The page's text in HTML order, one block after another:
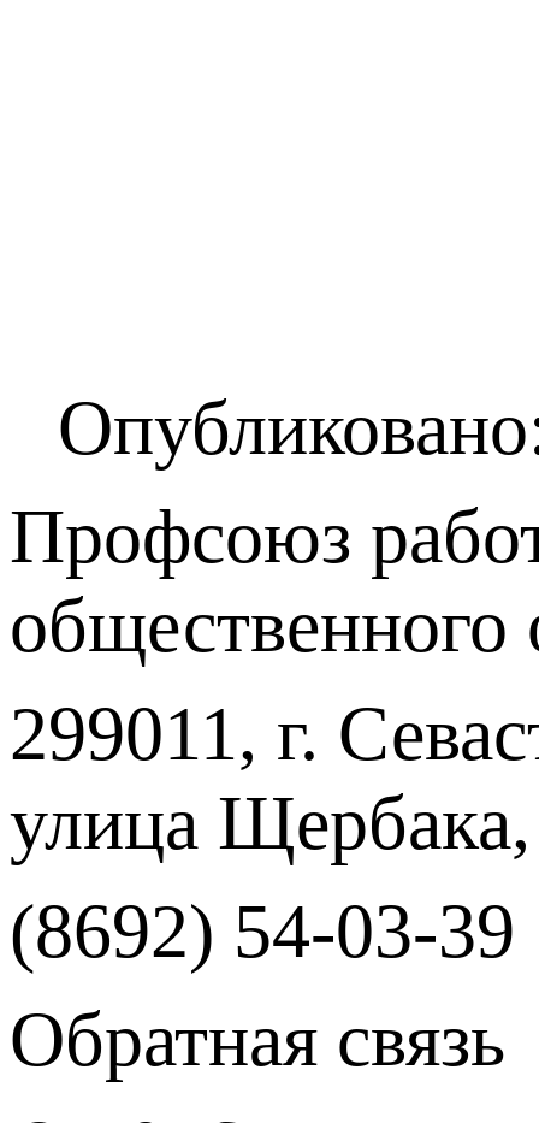
Профсоюз
299011, г.
улица
(8692) 54-03-39
Обратная связь